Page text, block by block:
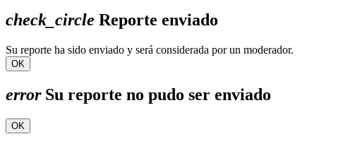
check_circle Reporte enviado
Su reporte ha sido enviado y será considerada por un moderador.
OK
errorSu reporte no pudo ser enviado
OK